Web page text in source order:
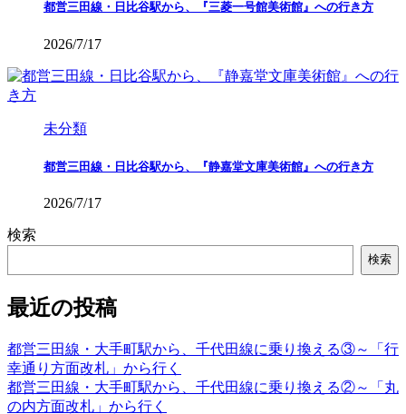
都営三田線・日比谷駅から、『三菱一号館美術館』への行き方
2026/7/17
未分類
都営三田線・日比谷駅から、『静嘉堂文庫美術館』への行き方
2026/7/17
検索
検索
最近の投稿
都営三田線・大手町駅から、千代田線に乗り換える③～「行
幸通り方面改札」から行く
都営三田線・大手町駅から、千代田線に乗り換える②～「丸
の内方面改札」から行く